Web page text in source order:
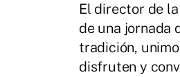
El director de
de una jornada
tradición,
disfruten y